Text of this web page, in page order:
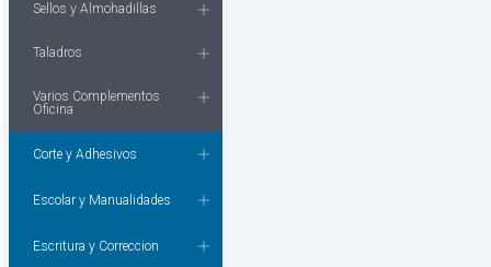
Sellos y Almohadillas
Taladros
Varios Complementos
Oficina
Corte y Adhesivos
Escolar y Manualidades
Escritura y Correccion